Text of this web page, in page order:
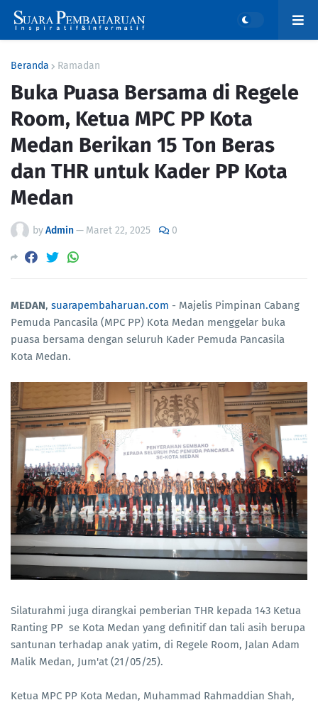
Beranda Ramadan
Buka Puasa Bersama di Regele
Room, Ketua MPC PP Kota
Medan Berikan 15 Ton Beras
dan THR untuk Kader PP Kota
Medan
byAdmin— Maret 22, 2025 0
MEDAN, suarapembaharuan.com - Majelis Pimpinan Cabang
Pemuda Pancasila (MPC PP) Kota Medan menggelar buka
puasa bersama dengan seluruh Kader Pemuda Pancasila
Kota Medan.
Silaturahmi juga dirangkai pemberian THR kepada 143 Ketua
Ranting PP se Kota Medan yang definitif dan tali asih berupa
santunan terhadap anak yatim, di Regele Room, Jalan Adam
Malik Medan, Jum'at (21/05/25).
Ketua MPC PP Kota Medan, Muhammad Rahmaddian Shah,